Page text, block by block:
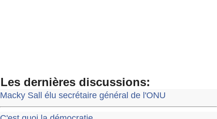
Les dernières discussions:
Macky Sall élu secrétaire général de l'ONU